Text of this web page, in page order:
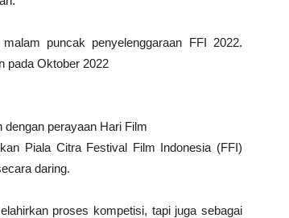
puncak penyelenggaraan FFI 2022.
pada Oktober 2022
dengan perayaan Hari Film
Piala Citra Festival Film Indonesia (FFI)
daring.
proses kompetisi, tapi juga sebagai